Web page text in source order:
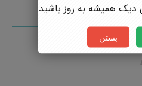
دیک همیشه به روز باشید
بستن